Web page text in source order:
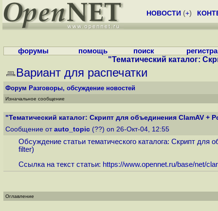
НОВОСТИ (+)
форумы помощь поиск
"Тематический каталог:
Вариант для распечатки
Форум Разговоры, обсуждение новостей
Изначальное сообщение
"Тематический каталог: Скрипт для объединения ClamAV +
Сообщение от auto_topic (??) on 26-Окт-04, 12:55
Обсуждение статьи тематического каталога: Скрипт
filter)
Ссылка на текст статьи: https://www.opennet.ru/base/net/
Оглавление